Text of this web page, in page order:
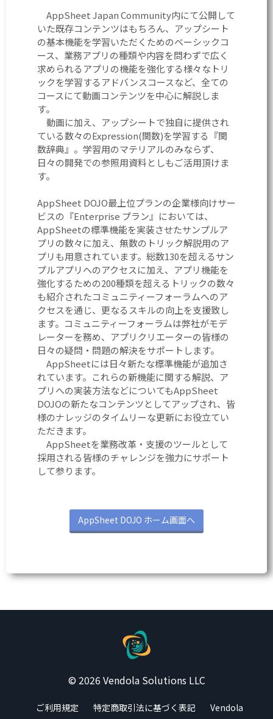
AppSheet Japan Community内にて公開して
いた既存コンテンツはもちろん、アップシート
の基本機能を学習いただくためのベーシックコ
ース、業務アプリの種類や内容を問わずで広く
求められるアプリの機能を強化する様々なトリ
ックを学習するアドバンスコースなど、全ての
コースにて動画コンテンツを中心に解説しま
す。
動画に加え、アップシートで独自に提供され
ている数々のExpression(関数)を学習する『関
数辞典』。学習用のマテリアルのみならず、
日々の開発での参照用資料としもご活用頂けま
す。
AppSheet DOJO最上位プランの企業様向けサー
ビスの『Enterprise プラン』においては、
AppSheetの標準機能を実装させたサンプルア
プリの数々に加え、無数のトリック解説用のア
プリも用意されています。総数130を超えるサン
プルアプリへのアクセスに加え、アプリ機能を
強化するための200種類を超えるトリックの数々
も紹介されたコミュニティーフォーラムへのア
クセスを通じ、更なるスキルの向上を支援致し
ます。コミュニティーフォーラムは弊社がモデ
レーターを務め、アプリクリエーターの皆様の
日々の疑問・問題の解決をサポートします。
AppSheetには日々新たな標準機能が追加さ
れています。これらの新機能に関する解説、ア
プリへの実装方法などについてもAppSheet
DOJOの新たなコンテンツとしてアップされ、皆
様のナレッジのタイムリーな更新にお役立てい
ただきます。
AppSheetを業務改革・支援のツールとして
採用される皆様のチャレンジを強力にサポート
して参ります。
AppSheet DOJO ホーム画面へ
© 2026 Vendola Solutions LLC
ご利用規定 特定商取引法に基づく表記
Vendola